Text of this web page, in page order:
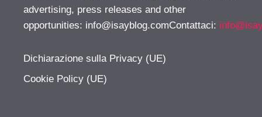
advertising, press releases and other
opportunities: info@isayblog.comContattaci:
Dichiarazione sulla Privacy (UE)
Cookie Policy (UE)